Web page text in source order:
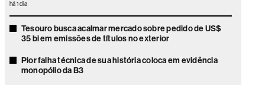
há 1 dia
Tesouro busca acalmar mercado sobre pedido de US$
35 bi em emissões de títulos no exterior
Pior falha técnica de sua história coloca em evidência
monopólio da B3